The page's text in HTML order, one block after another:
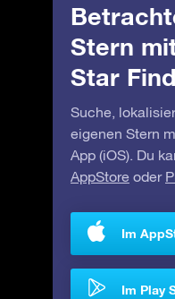
Stern
Star
Suche,
eigenen Stern
App (iOS). Du
AppStore oder
Im
Im Play